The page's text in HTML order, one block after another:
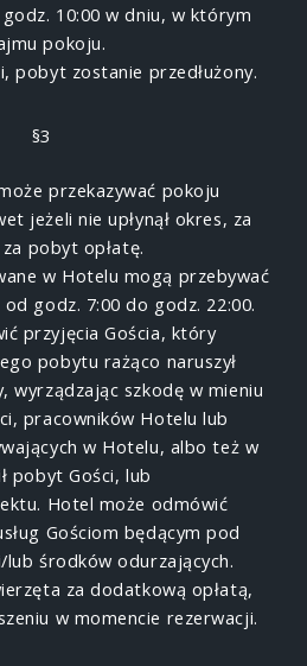
10:00 w dniu, w którym
pokoju.
pobyt zostanie przedłużony.
§3
przekazywać pokoju
jeżeli nie upłynął okres, za
pobyt opłatę.
w Hotelu mogą przebywać
godz. 7:00 do godz. 22:00.
przyjęcia Gościa, który
pobytu rażąco naruszył
wyrządzając szkodę w mieniu
pracowników Hotelu lub
w Hotelu, albo też w
pobyt Gości, lub
Hotel może odmówić
Gościom będącym pod
lub środków odurzających.
za dodatkową opłatą,
w momencie rezerwacji.